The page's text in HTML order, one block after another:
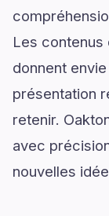
Les contenus
donnent
présentation
retenir.
avec
nouvelles